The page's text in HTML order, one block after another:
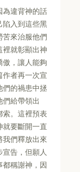
為違背神的話
陷入到這些黑
苦來治服他們
裡就彰顯出神
傲，讓人能夠
作者再一次宣
們的禍患中拯
給帶領出
索。這裡預表
就要斷開一直
我們釋放出來
告，但願人
稱謝神，因